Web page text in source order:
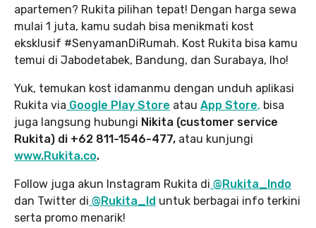
apartemen? Rukita pilihan tepat! Dengan harga sewa
mulai 1 juta, kamu sudah bisa menikmati kost
eksklusif #SenyamanDiRumah. Kost Rukita bisa kamu
temui di Jabodetabek, Bandung, dan Surabaya, lho!
Yuk, temukan kost idamanmu dengan unduh aplikasi
Rukita via Google Play Store atau App Store, bisa
juga langsung hubungi Nikita (customer service
Rukita) di +62 811-1546-477, atau kunjungi
www.Rukita.co.
Follow juga akun Instagram Rukita di @Rukita_Indo
dan Twitter di @Rukita_Id untuk berbagai info terkini
serta promo menarik!